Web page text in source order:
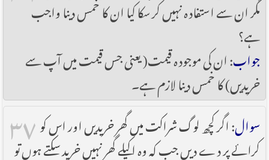
مگر ان سے استفادہ نہیں کر سکا کیا ان کا خمس دینا واجب
ہے؟
جواب: ان کی موجودہ قیمت( یعنی جس قیمت میں آپ سے
خریدیں) کا خمس دینا لازم ہے۔
۳۷ سوال: اگر کچھ لوگ شراکت میں گھر خریدیں اور اس کو
کرائے پر دے دیں جب کہ وہ اکیلے گھر نہیں خرید سکتے ہوں تو